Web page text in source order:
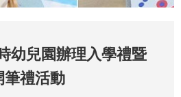
幼兒園辦理入學禮暨
筆禮活動